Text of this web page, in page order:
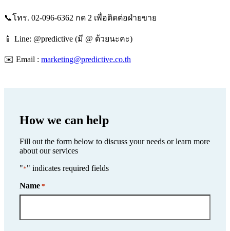
📞โทร. 02-096-6362 กด 2 เพื่อติดต่อฝ่ายขาย
📱 Line: @predictive (มี @ ด้วยนะคะ)
✉️ Email : marketing@predictive.co.th
How we can help
Fill out the form below to discuss your needs or learn more
about our services
"*" indicates required fields
Name *